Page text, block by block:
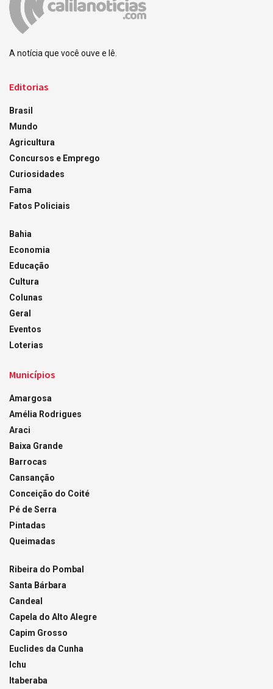
A notícia que você ouve e lê.
Editorias
Brasil
Mundo
Agricultura
Concursos e Emprego
Curiosidades
Fama
Fatos Policiais
Bahia
Economia
Educação
Cultura
Colunas
Geral
Eventos
Loterias
Municípios
Amargosa
Amélia Rodrigues
Araci
Baixa Grande
Barrocas
Cansanção
Conceição do Coité
Pé de Serra
Pintadas
Queimadas
Ribeira do Pombal
Santa Bárbara
Candeal
Capela do Alto Alegre
Capim Grosso
Euclides da Cunha
Ichu
Itaberaba